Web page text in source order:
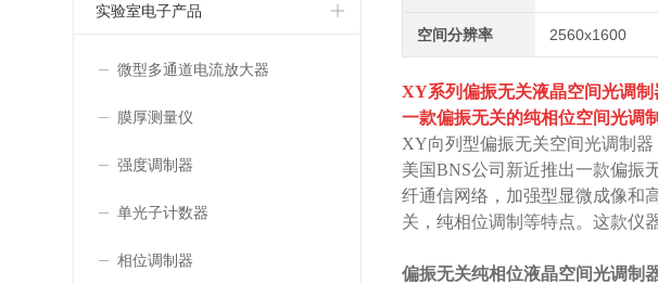
实验室电子产品
微型多通道电流放大器
膜厚测量仪
强度调制器
单光子计数器
相位调制器
空间分辨率 2560x1600
XY系列偏振无关液晶空间光调制
一款偏振无关的纯相位空间光调
XY向列型偏振无关空间光调制器
美国BNS公司新近推出一款偏振
纤通信网络，加强型显微成像和
关，纯相位调制等特点。这款仪
偏振无关纯相位液晶空间光调制